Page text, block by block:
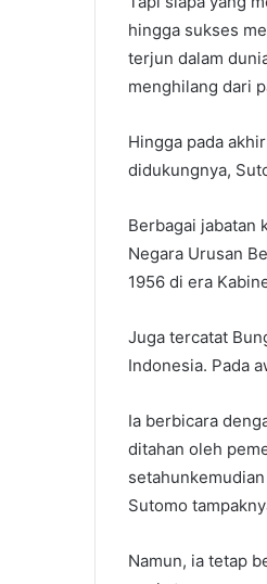
hingga sukses
terjun dalam
menghilang dari
Hingga pada
didukungnya,
Berbagai jabatan
Negara Urusan
1956 di era
Juga tercatat
Indonesia. Pada
Ia berbicara
ditahan oleh
Sutomo
Namun, ia tetap